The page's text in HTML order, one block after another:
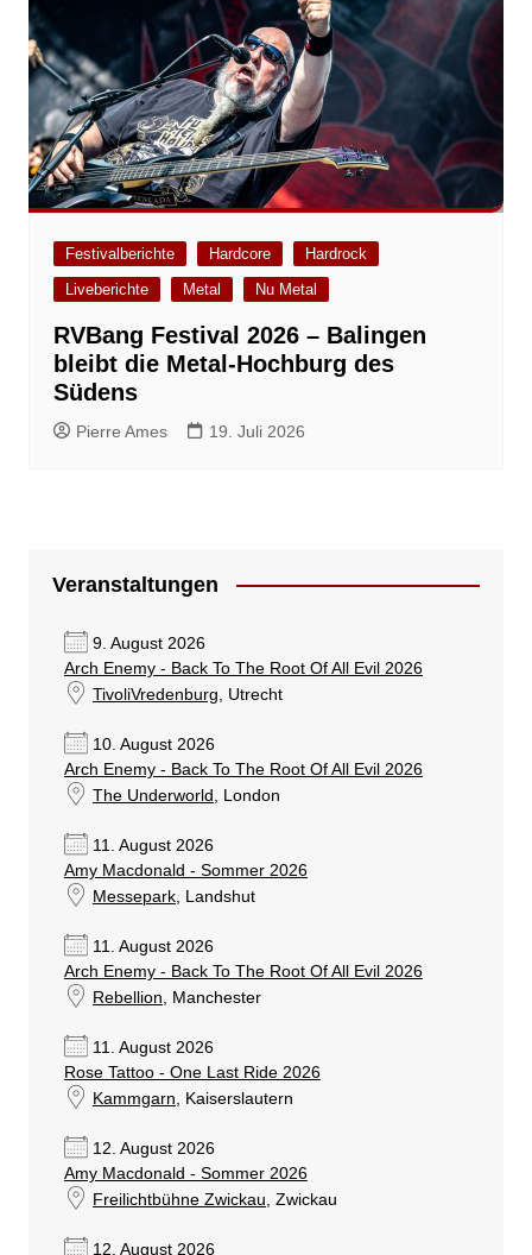
Festivalberichte Hardcore
Hardrock
Liveberichte
Metal Nu Metal
RVBang Festival 2026 – Balingen
bleibt die Metal-Hochburg des
Südens
Pierre Ames 19. Juli 2026
Veranstaltungen
9. August 2026
Arch Enemy - Back To The Root Of All Evil 2026
TivoliVredenburg , Utrecht
10. August 2026
Arch Enemy - Back To The Root Of All Evil 2026
The Underworld
, London
11. August 2026
Amy Macdonald - Sommer 2026
Messepark, Landshut
11. August 2026
Arch Enemy - Back To The Root Of All Evil 2026
Rebellion , Manchester
11. August 2026
Rose Tattoo - One Last Ride 2026
Kammgarn , Kaiserslautern
12. August 2026
Amy Macdonald - Sommer 2026
Freilichtbühne Zwickau , Zwickau
12. August 2026